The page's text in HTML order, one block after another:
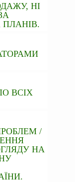
НІ
ВСІХ
/
НА